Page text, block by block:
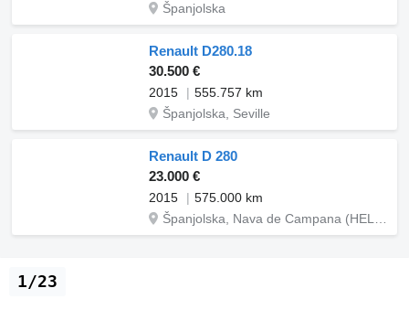
Španjolska
Renault D280.18
30.500 €
2015
555.757 km
Španjolska, Seville
Renault D 280
23.000 €
2015
575.000 km
1/23